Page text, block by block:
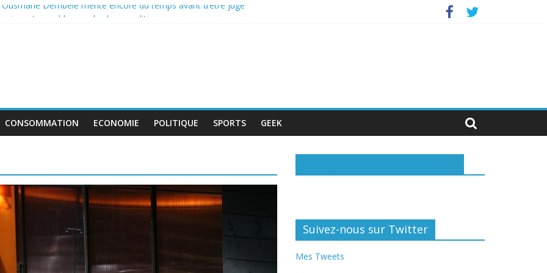
Ousmane Dembélé mérite encore du temps avant d’être jugé
CONSOMMATION ECONOMIE POLITIQUE SPORTS GEEK
Suivez-nous sur Twitter
Mes Tweets